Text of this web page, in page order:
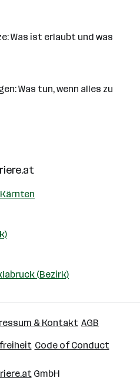
Was ist erlaubt und was
Was tun, wenn alles zu
(Bezirk)
& Kontakt AGB
Code of Conduct
GmbH